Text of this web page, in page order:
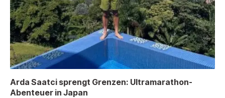
Arda Saatci sprengt Grenzen: Ultramarathon-
Abenteuer in Japan